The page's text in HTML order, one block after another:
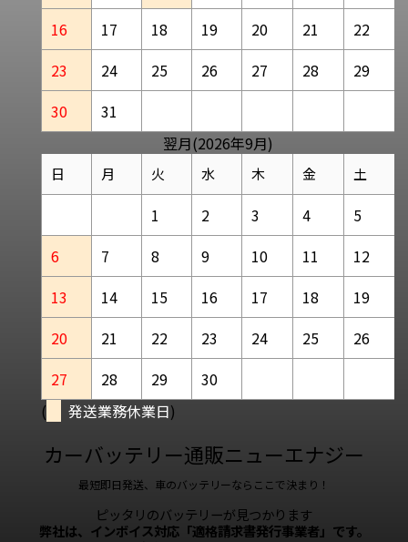
16
17 18 19 20 21
22
23
24 25 26 27 28
29
30
31
翌月(2026年9月)
日 月 火 水 木 金 土
1 2 3 4
5
6
7 8 9 10 11
12
13
14 15 16 17 18
19
20
21 22 23 24 25
26
27
28 29
30
(
発送業務休業日)
カーバッテリー通販ニューエナジー
最短即日発送、車のバッテリーならここで決まり！
ピッタリのバッテリーが見つかります
弊社は、インボイス対応「適格請求書発行事業者」です。